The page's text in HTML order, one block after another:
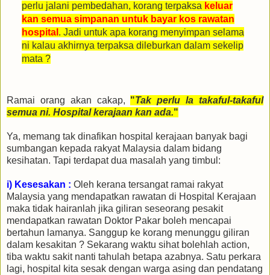
perlu jalani pembedahan, korang terpaksa keluar
kan semua simpanan untuk bayar kos rawatan
hospital . Jadi untuk apa korang menyimpan selama
ni kalau akhirnya terpaksa dileburkan dalam sekelip
mata ?
Ramai orang akan cakap, "Tak perlu la takaful-takaful
semua ni. Hospital kerajaan kan ada."
Ya, memang tak dinafikan hospital kerajaan banyak bagi
sumbangan kepada rakyat Malaysia dalam bidang
kesihatan. Tapi terdapat dua masalah yang timbul:
i) Kesesakan : Oleh kerana tersangat ramai rakyat
Malaysia yang mendapatkan rawatan di Hospital Kerajaan
maka tidak hairanlah jika giliran seseorang pesakit
mendapatkan rawatan Doktor Pakar boleh mencapai
bertahun lamanya. Sanggup ke korang menunggu giliran
dalam kesakitan ? Sekarang waktu sihat bolehlah action,
tiba waktu sakit nanti tahulah betapa azabnya. Satu perkara
lagi, hospital kita sesak dengan warga asing dan pendatang